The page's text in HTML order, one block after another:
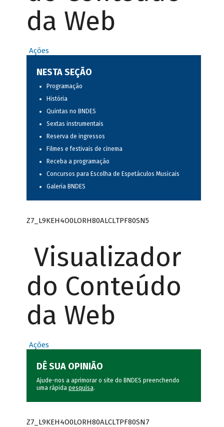
da Web
Ações
NESTA SEÇÃO
Programação
História
Quintas no BNDES
Sextas instrumentais
Reserva de ingressos
Filmes e festivais de cinema
Receba a programação
Concursos para Escolha de Espetáculos Musicais
Galeria BNDES
Z7_L9KEH4O0LORH80ALCLTPF80SN5
Visualizador
do Conteúdo
da Web
Ações
DÊ SUA OPINIÃO
Ajude-nos a aprimorar o site do BNDES preenchendo
uma rápida pesquisa.
Z7_L9KEH4O0LORH80ALCLTPF80SN7